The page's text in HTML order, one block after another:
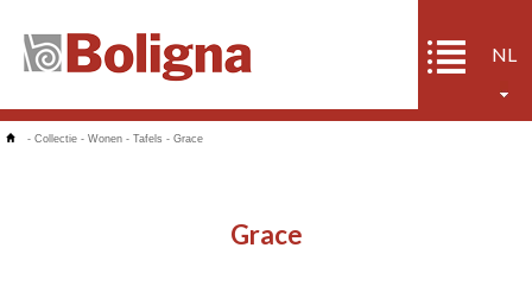
NL
- Collectie - Wonen - Tafels - Grace
Grace